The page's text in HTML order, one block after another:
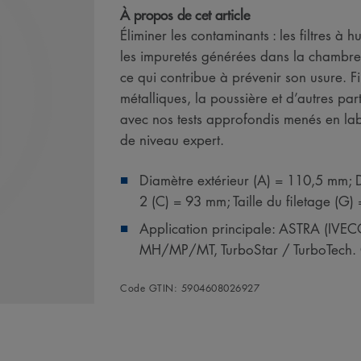
À propos de cet article
Éliminer les contaminants : les filtres à
les impuretés générées dans la
ce qui contribue à prévenir son usure.
métalliques, la poussière et d’autres
avec nos tests approfondis menés en
de niveau expert.
Diamètre extérieur (A) = 110,5 mm;
2 (C) = 93 mm; Taille du filetage
Application principale: ASTRA
MH/MP/MT, TurboStar /
Code GTIN: 5904608026927